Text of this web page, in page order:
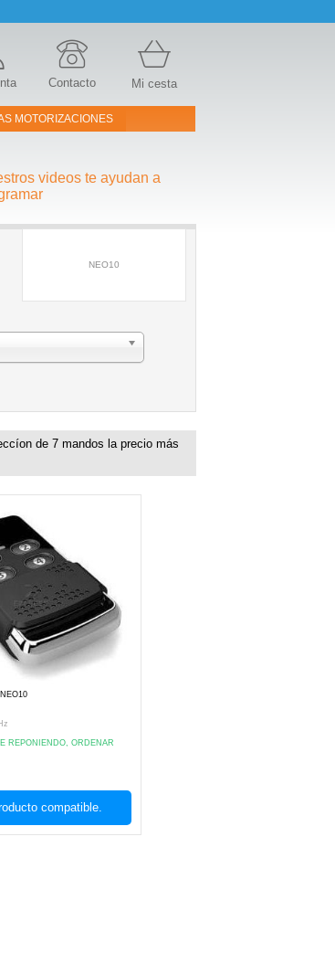
Contacto Mi cesta
MOTORIZACIONES
videos te ayudan a
NEO10
de 7 mandos la precio más
REPONIENDO, ORDENAR
compatible.